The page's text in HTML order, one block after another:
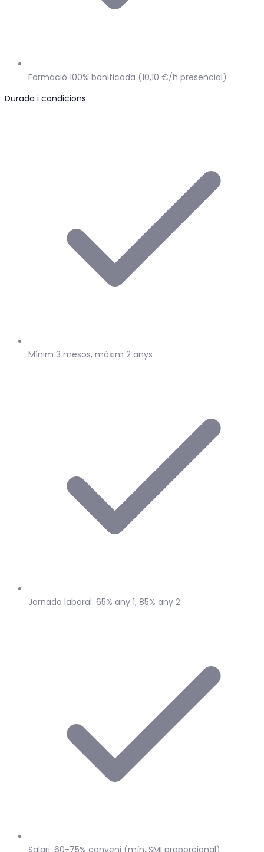
Formació 100% bonificada (10,10 €/h presencial)
Durada i condicions
Mínim 3 mesos, màxim 2 anys
Jornada laboral: 65% any 1, 85% any 2
Salari: 60-75% conveni (mín. SMI proporcional)